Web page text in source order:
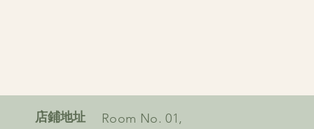
​店鋪地址
Room No. 01,